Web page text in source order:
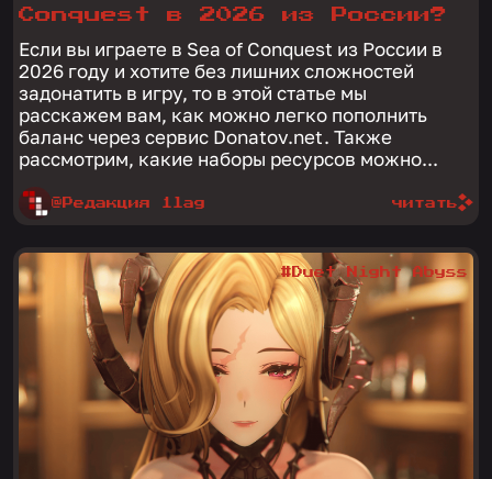
Conquest в 2026 из России?
Если вы играете в Sea of Conquest из России в
2026 году и хотите без лишних сложностей
задонатить в игру, то в этой статье мы
расскажем вам, как можно легко пополнить
баланс через сервис Donatov.net. Также
рассмотрим, какие наборы ресурсов можно...
@Редакция 1lag читать
#Duet Night Abyss